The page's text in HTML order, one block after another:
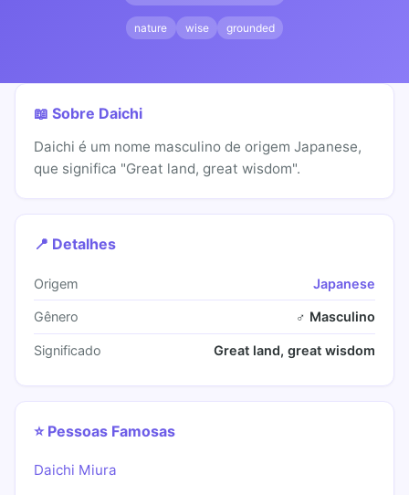
nature wise grounded
📖 Sobre Daichi
Daichi é um nome masculino de origem Japanese,
que significa "Great land, great wisdom".
📍 Detalhes
Origem Japanese
Gênero ♂ Masculino
Significado Great land, great wisdom
⭐ Pessoas Famosas
Daichi Miura